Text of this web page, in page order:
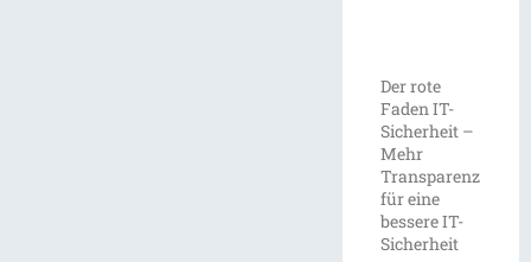
Der rote
Faden IT-
Sicherheit –
Mehr
Transparenz
für eine
bessere IT-
Sicherheit